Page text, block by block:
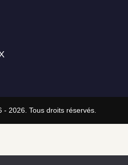
2026. Tous droits réservés.